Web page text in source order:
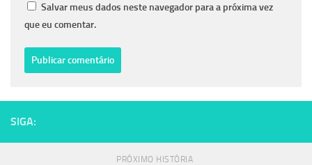
Salvar meus dados neste navegador para a próxima vez
que eu comentar.
SIGA:
PRÓXIMO HISTÓRIA